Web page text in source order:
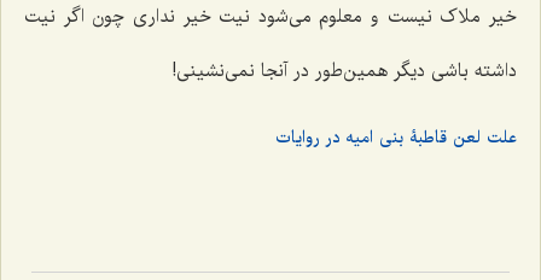
خیر ملاک نیست و معلوم می‌شود نیت خیر نداری چون اگر نیت
داشته باشی دیگر همین‌طور در آنجا نمی‌نشینی!
علت لعن قاطبۀ بنی امیه در روایات